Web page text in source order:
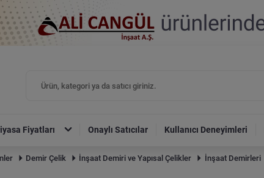
Fiyatları Onaylı Satıcılar Kullanıcı Deneyimleri
Demir Çelik İnşaat Demiri ve Yapısal Çelikler İnşaat Demirleri